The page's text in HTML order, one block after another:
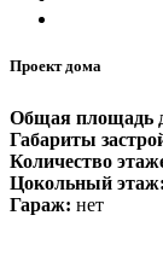
Проект дома
Общая площадь
Габариты
Количество
Цокольный этаж:
Гараж: нет